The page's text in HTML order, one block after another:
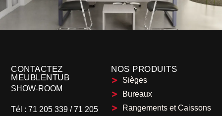
CONTACTEZ
MEUBLENTUB
SHOW-ROOM
Tél : 71 205 339 /71 205
NOS PRODUITS
Sièges
Bureaux
Rangements et Caissons